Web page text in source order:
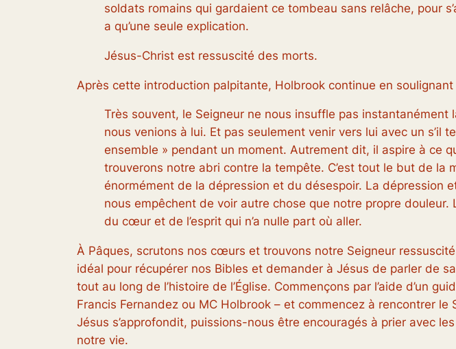
soldats romains qui gardaient ce tombeau sans relâche, pour
a qu’une seule explication.
Jésus-Christ est ressuscité des morts.
Après cette introduction palpitante, Holbrook continue en soulignant
Très souvent, le Seigneur ne nous insuffle pas
nous venions à lui. Et pas seulement venir vers lui avec un s’il
ensemble » pendant un moment. Autrement dit, il aspire à ce
trouverons notre abri contre la tempête. C’est tout le but de la
énormément de la dépression et du désespoir. La dépression
nous empêchent de voir autre chose que notre propre
du cœur et de l’esprit qui n’a nulle part où aller.
À Pâques, scrutons nos cœurs et trouvons notre Seigneur
idéal pour récupérer nos Bibles et demander à Jésus de parler de
tout au long de l’histoire de l’Église. Commençons par l’aide d’un
Francis Fernandez ou MC Holbrook – et commencez à rencontrer
Jésus s’approfondit, puissions-nous être encouragés à prier avec
notre vie.